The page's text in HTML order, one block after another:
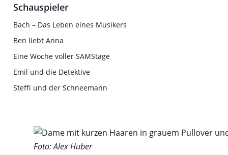
Schauspieler
Bach – Das Leben eines Musikers
Ben liebt Anna
Eine Woche voller SAMStage
Emil und die Detektive
Steffi und der Schneemann
Foto: Alex Huber